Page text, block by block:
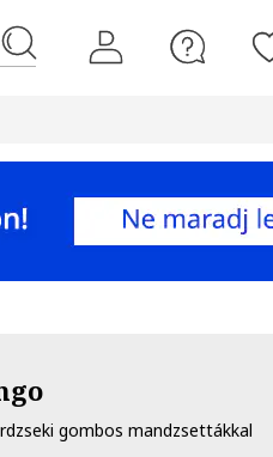
gombos mandzsettákkal